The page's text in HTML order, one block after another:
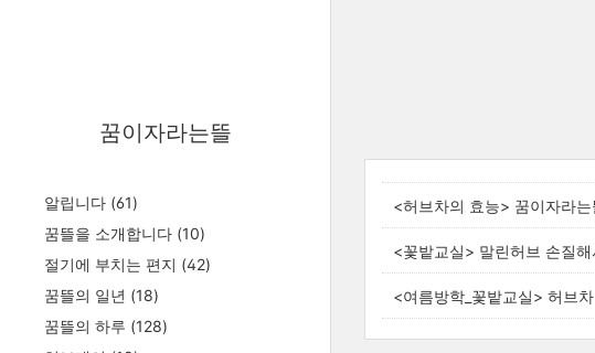
꿈이자라는뜰
알립니다 (61)
꿈뜰을 소개합니다 (10)
절기에 부치는 편지 (42)
꿈뜰의 일년 (18)
꿈뜰의 하루 (128)
<허브차의 효능> 꿈이자라
<꽃밭교실> 말린허브 손질
<여름방학_꽃밭교실> 허브